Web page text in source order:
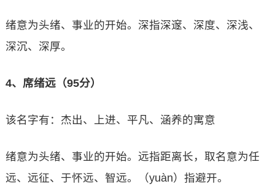
绪意为头绪、事业的开始。深指深邃、深度、深浅、
深沉、深厚。
4、席绪远（95分）
该名字有：杰出、上进、平凡、涵养的寓意
绪意为头绪、事业的开始。远指距离长，取名意为任
远、远征、于怀远、智远。（yuàn）指避开。